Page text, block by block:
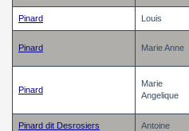
Pinard Louis
Pinard Marie Anne
Pinard
Marie
Angelique
Pinard dit Desrosiers Antoine